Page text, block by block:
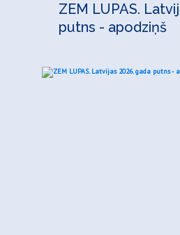
ZEM LUPAS.
putns - apodziņš